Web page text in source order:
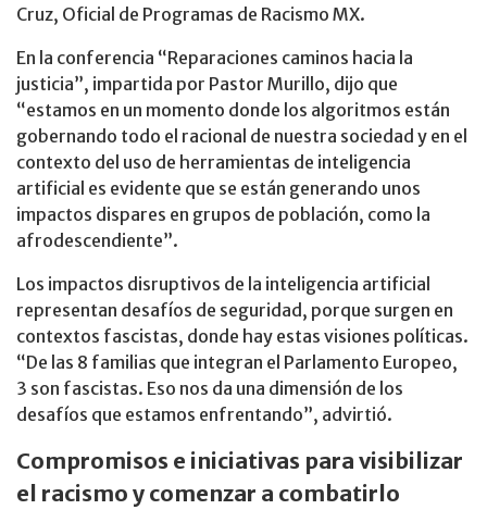
Cruz, Oficial de Programas de Racismo MX.
En la conferencia “Reparaciones caminos hacia la
justicia”, impartida por Pastor Murillo, dijo que
“estamos en un momento donde los algoritmos están
gobernando todo el racional de nuestra sociedad y en el
contexto del uso de herramientas de inteligencia
artificial es evidente que se están generando unos
impactos dispares en grupos de población, como la
afrodescendiente”.
Los impactos disruptivos de la inteligencia artificial
representan desafíos de seguridad, porque surgen en
contextos fascistas, donde hay estas visiones políticas.
“De las 8 familias que integran el Parlamento Europeo,
3 son fascistas. Eso nos da una dimensión de los
desafíos que estamos enfrentando”, advirtió.
Compromisos e iniciativas para visibilizar
el racismo y comenzar a combatirlo